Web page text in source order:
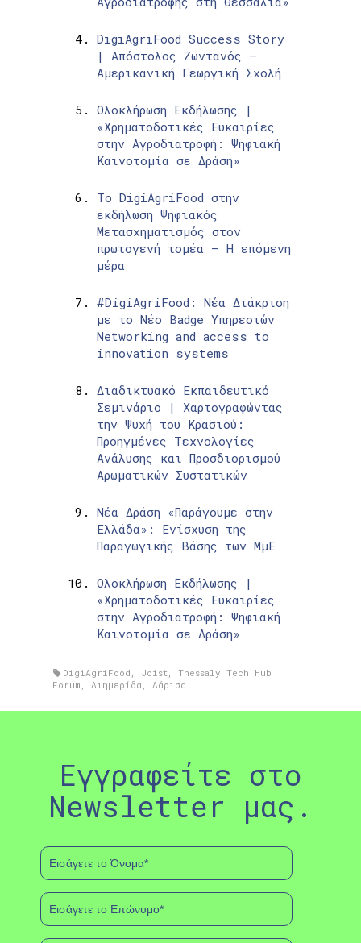
DigiAgriFood Success Story
| Απόστολος Ζωντανός –
Αμερικανική Γεωργική Σχολή
Ολοκλήρωση Εκδήλωσης |
«Χρηματοδοτικές Ευκαιρίες
στην Αγροδιατροφή: Ψηφιακή
Καινοτομία σε Δράση»
Το DigiAgriFood στην
εκδήλωση Ψηφιακός
Μετασχηματισμός στον
πρωτογενή τομέα – Η επόμενη
μέρα
#DigiAgriFood: Νέα Διάκριση
με το Νέο Badge Υπηρεσιών
Networking and access to
innovation systems
Διαδικτυακό Εκπαιδευτικό
Σεμινάριο | Χαρτογραφώντας
την Ψυχή του Κρασιού:
Προηγμένες Τεχνολογίες
Ανάλυσης και Προσδιορισμού
Αρωματικών Συστατικών
Νέα Δράση «Παράγουμε στην
Ελλάδα»: Ενίσχυση της
Παραγωγικής Βάσης των ΜμΕ
Ολοκλήρωση Εκδήλωσης |
«Χρηματοδοτικές Ευκαιρίες
στην Αγροδιατροφή: Ψηφιακή
Καινοτομία σε Δράση»
DigiAgriFood , Joist,Thessaly Tech Hub
Forum , Διημερίδα, Λάρισα
Εγγραφείτε στο
Newsletter μας.